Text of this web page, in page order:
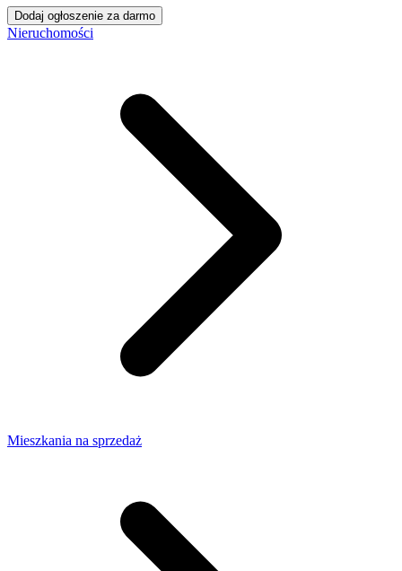
Dodaj ogłoszenie za darmo
Nieruchomości
Mieszkania na sprzedaż